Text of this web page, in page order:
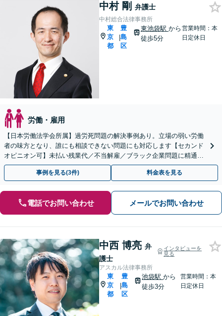
中村 剛 弁護士
中村総合法律事務所
東
京
都
|
豊
島
区
東池袋駅 から
徒歩5分
営業時間：本
日定休日
労働・雇用
【日本労働法学会所属】過労死問題の解決事例あり。立場の弱い労働
者の味方となり、誰にも相談できない問題にも対応します【セカンド
オピニオン可】未払い残業代／不当解雇／ブラック企業問題に精通！
お気軽にご相談ください【池袋駅徒歩5分】【夜間面談可】
事例を見る(3件) 料金表を見る
電話でお問い合わせ メールでお問い合わせ
中西 博亮 弁
護士
インタビューを
見る
アスカル法律事務所
東
京
都
|
豊
島
区
池袋駅から
徒歩3分
営業時間：本
日定休日